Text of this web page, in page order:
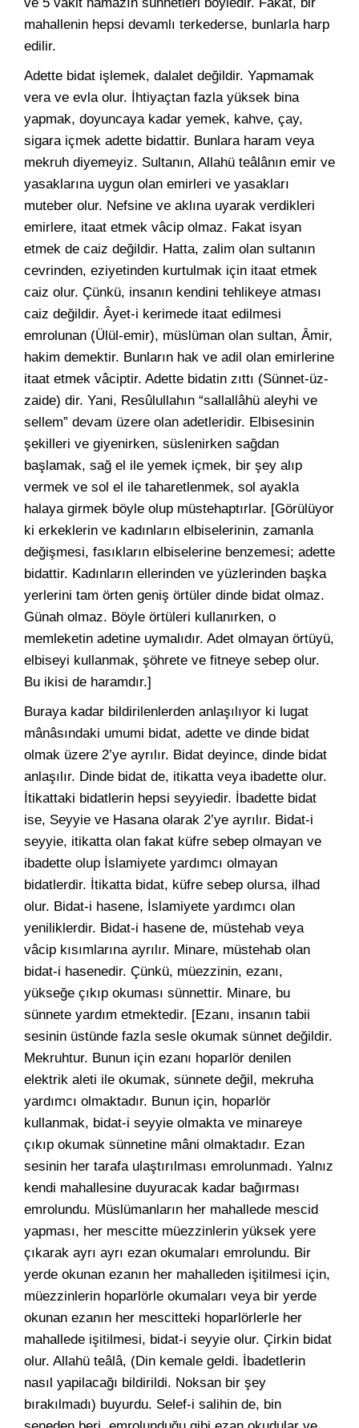
mahallenin hepsi devamlı terkederse, bunlarla harp
edilir.
Adette bidat işlemek, dalalet değildir. Yapmamak
vera ve evla olur. İhtiyaçtan fazla yüksek bina
yapmak, doyuncaya kadar yemek, kahve, çay,
sigara içmek adette bidattir. Bunlara haram veya
mekruh diyemeyiz. Sultanın, Allahü teâlânın emir ve
yasaklarına uygun olan emirleri ve yasakları
muteber olur. Nefsine ve aklına uyarak verdikleri
emirlere, itaat etmek vâcip olmaz. Fakat isyan
etmek de caiz değildir. Hatta, zalim olan sultanın
cevrinden, eziyetinden kurtulmak için itaat etmek
caiz olur. Çünkü, insanın kendini tehlikeye atması
caiz değildir. Âyet-i kerimede itaat edilmesi
emrolunan (Ülül-emir), müslüman olan sultan, Âmir,
hakim demektir. Bunların hak ve adil olan emirlerine
itaat etmek vâciptir. Adette bidatin zıttı (Sünnet-üz-
zaide) dir. Yani, Resûlullahın “sallallâhü aleyhi ve
sellem” devam üzere olan adetleridir. Elbisesinin
şekilleri ve giyenirken, süslenirken sağdan
başlamak, sağ el ile yemek içmek, bir şey alıp
vermek ve sol el ile taharetlenmek, sol ayakla
halaya girmek böyle olup müstehaptırlar. [Görülüyor
ki erkeklerin ve kadınların elbiselerinin, zamanla
değişmesi, fasıkların elbiselerine benzemesi; adette
bidattir. Kadınların ellerinden ve yüzlerinden başka
yerlerini tam örten geniş örtüler dinde bidat olmaz.
Günah olmaz. Böyle örtüleri kullanırken, o
memleketin adetine uymalıdır. Adet olmayan örtüyü,
elbiseyi kullanmak, şöhrete ve fitneye sebep olur.
Bu ikisi de haramdır.]
Buraya kadar bildirilenlerden anlaşılıyor ki lugat
mânâsındaki umumi bidat, adette ve dinde bidat
olmak üzere 2’ye ayrılır. Bidat deyince, dinde bidat
anlaşılır. Dinde bidat de, itikatta veya ibadette olur.
İtikattaki bidatlerin hepsi seyyiedir. İbadette bidat
ise, Seyyie ve Hasana olarak 2’ye ayrılır. Bidat-i
seyyie, itikatta olan fakat küfre sebep olmayan ve
ibadette olup İslamiyete yardımcı olmayan
bidatlerdir. İtikatta bidat, küfre sebep olursa, ilhad
olur. Bidat-i hasene, İslamiyete yardımcı olan
yeniliklerdir. Bidat-i hasene de, müstehab veya
vâcip kısımlarına ayrılır. Minare, müstehab olan
bidat-i hasenedir. Çünkü, müezzinin, ezanı,
yükseğe çıkıp okuması sünnettir. Minare, bu
sünnete yardım etmektedir. [Ezanı, insanın tabii
sesinin üstünde fazla sesle okumak sünnet değildir.
Mekruhtur. Bunun için ezanı hoparlör denilen
elektrik aleti ile okumak, sünnete değil, mekruha
yardımcı olmaktadır. Bunun için, hoparlör
kullanmak, bidat-i seyyie olmakta ve minareye
çıkıp okumak sünnetine mâni olmaktadır. Ezan
sesinin her tarafa ulaştırılması emrolunmadı. Yalnız
kendi mahallesine duyuracak kadar bağırması
emrolundu. Müslümanların her mahallede mescid
yapması, her mescitte müezzinlerin yüksek yere
çıkarak ayrı ayrı ezan okumaları emrolundu. Bir
yerde okunan ezanın her mahalleden işitilmesi için,
müezzinlerin hoparlörle okumaları veya bir yerde
okunan ezanın her mescitteki hoparlörlerle her
mahallede işitilmesi, bidat-i seyyie olur. Çirkin bidat
olur. Allahü teâlâ, (Din kemale geldi. İbadetlerin
nasıl yapilacağı bildirildi. Noksan bir şey
bırakılmadı) buyurdu. Selef-i salihin de, bin